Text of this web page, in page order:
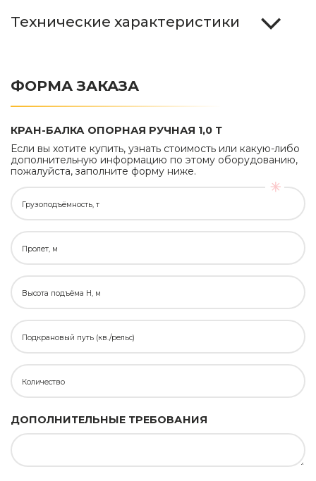
Технические характеристики
ФОРМА ЗАКАЗА
КРАН-БАЛКА ОПОРНАЯ РУЧНАЯ 1,0 Т
Если вы хотите купить, узнать стоимость или какую-либо
дополнительную информацию по этому оборудованию,
пожалуйста, заполните форму ниже.
Грузоподъёмность, т
Пролет, м
Высота подъёма H, м
Подкрановый путь (кв./рельс)
Количество
ДОПОЛНИТЕЛЬНЫЕ ТРЕБОВАНИЯ